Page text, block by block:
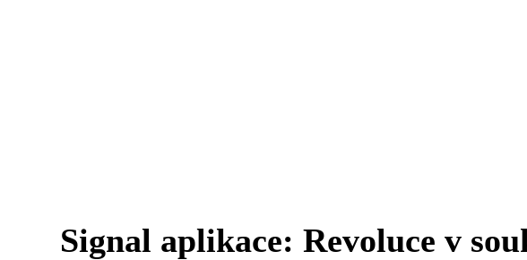
Signal aplikace: Revoluce v